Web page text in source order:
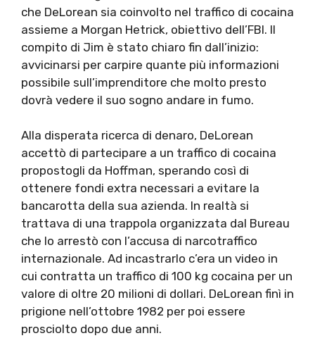
che DeLorean sia coinvolto nel traffico di cocaina
assieme a Morgan Hetrick, obiettivo dell’FBI. Il
compito di Jim è stato chiaro fin dall’inizio:
avvicinarsi per carpire quante più informazioni
possibile sull’imprenditore che molto presto
dovrà vedere il suo sogno andare in fumo.
Alla disperata ricerca di denaro, DeLorean
accettò di partecipare a un traffico di cocaina
propostogli da Hoffman, sperando così di
ottenere fondi extra necessari a evitare la
bancarotta della sua azienda. In realtà si
trattava di una trappola organizzata dal Bureau
che lo arrestò con l’accusa di narcotraffico
internazionale. Ad incastrarlo c’era un video in
cui contratta un traffico di 100 kg cocaina per un
valore di oltre 20 milioni di dollari. DeLorean finì in
prigione nell’ottobre 1982 per poi essere
prosciolto dopo due anni.